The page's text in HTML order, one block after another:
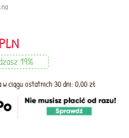
PLN
19%
w ciągu ostatnich 30 dni: 0,00 zł